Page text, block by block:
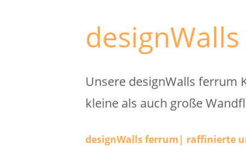
Unsere designWalls ferrum
kleine als auch große
designWalls ferrum| raffinierte